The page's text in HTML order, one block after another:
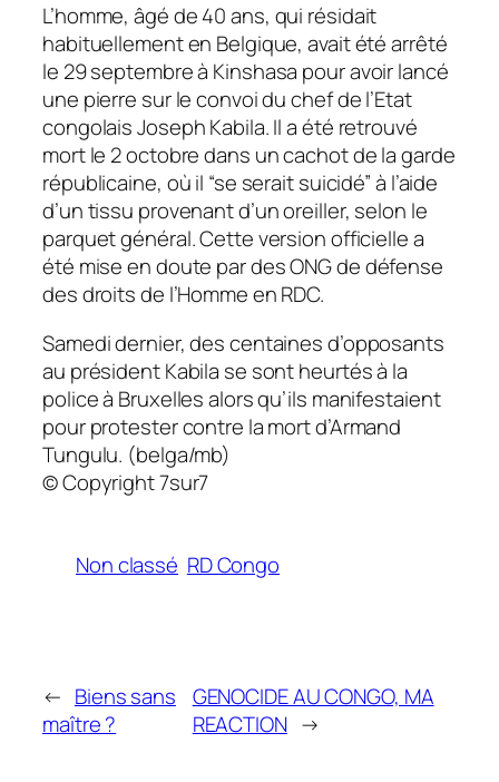
L’homme, âgé de 40 ans, qui résidait
habituellement en Belgique, avait été arrêté
le 29 septembre à Kinshasa pour avoir lancé
une pierre sur le convoi du chef de l’Etat
congolais Joseph Kabila. Il a été retrouvé
mort le 2 octobre dans un cachot de la garde
républicaine, où il “se serait suicidé” à l’aide
d’un tissu provenant d’un oreiller, selon le
parquet général. Cette version officielle a
été mise en doute par des ONG de défense
des droits de l’Homme en RDC.
Samedi dernier, des centaines d’opposants
au président Kabila se sont heurtés à la
police à Bruxelles alors qu’ils manifestaient
pour protester contre la mort d’Armand
Tungulu. (belga/mb)
© Copyright 7sur7
Non classé RD Congo
← Biens sans
maître ?
GENOCIDE AU CONGO, MA
REACTION →